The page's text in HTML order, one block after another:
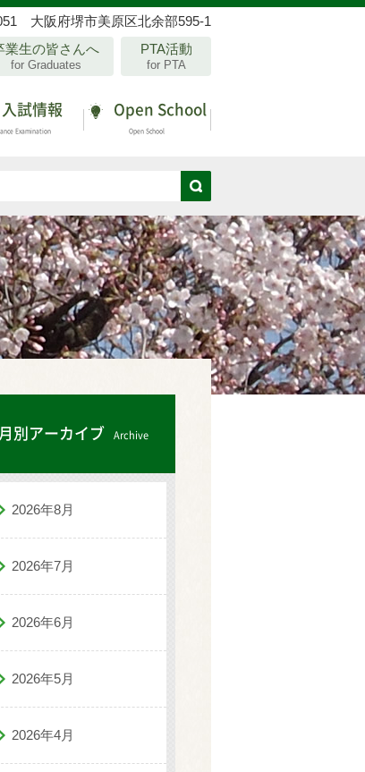
大阪府堺市美原区北余部595-1
業生の皆さんへ
for Graduates
PTA活動
for PTA
入試情報
Examination
Open School
Open School
月別アーカイブ Archive
2026年8月
2026年7月
2026年6月
2026年5月
2026年4月